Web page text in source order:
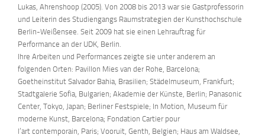
Lukas, Ahrenshoop (2005). Von 2008 bis 2013 war sie Gastprofessorin
und Leiterin des Studiengangs Raumstrategien der Kunsthochschule
Berlin-Weißensee. Seit 2009 hat sie einen Lehrauftrag für
Performance an der UDK, Berlin.
Ihre Arbeiten und Performances zeigte sie unter anderem an
folgenden Orten: Pavillon Mies van der Rohe, Barcelona;
Goetheinstitut Salvador Bahia, Brasilien; Städelmuseum, Frankfurt;
Stadtgalerie Sofia, Bulgarien; Akademie der Künste, Berlin; Panasonic
Center, Tokyo, Japan; Berliner Festspiele; In Motion, Museum für
moderne Kunst, Barcelona; Fondation Cartier pour
l’art contemporain, Paris; Vooruit, Genth, Belgien; Haus am Waldsee,